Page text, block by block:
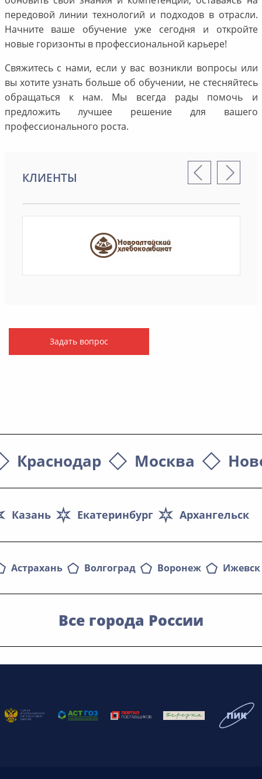
передовой линии технологий и подходов в отрасли.
Начните ваше обучение уже сегодня и откройте
новые горизонты в профессиональной карьере!
Свяжитесь с нами, если у вас возникли вопросы или
вы хотите узнать больше об обучении, не стесняйтесь
обращаться к нам. Мы всегда рады помочь и
предложить лучшее решение для вашего
профессионального роста.
КЛИЕНТЫ
Задать вопрос
Краснодар Москва
Архангельск
Екатеринбург
Казань
Астрахань Волгоград Воронеж Ижевск
Все города России